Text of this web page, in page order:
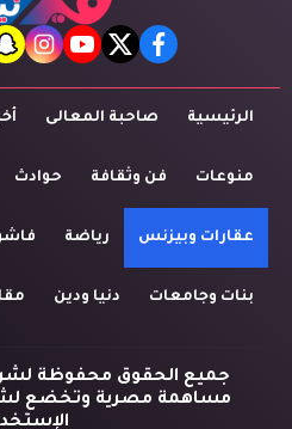
facebook
twitter
youtube
الرئيسية صاحبة المعالى
منوعات فن وثقافة حوادث
عقارات وبيزنس رياضة
بنات وجامعات دنيا ودين
جميع الحقوق محفوظة
مساهمة مصرية وتخضع